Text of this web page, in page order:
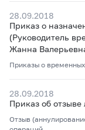
28.09.2018
Приказ о
(Руководитель
Жанна
Приказы о
28.09.2018
Приказ об отзыве
Отзыв